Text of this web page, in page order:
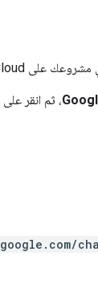
، ثم انقر على